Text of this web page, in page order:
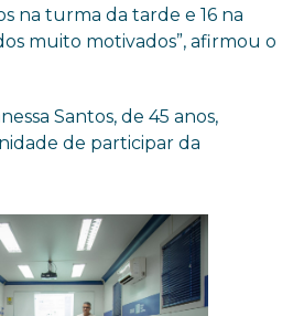
na turma da tarde e 16 na
muito motivados”, afirmou o
Santos, de 45 anos,
de participar da